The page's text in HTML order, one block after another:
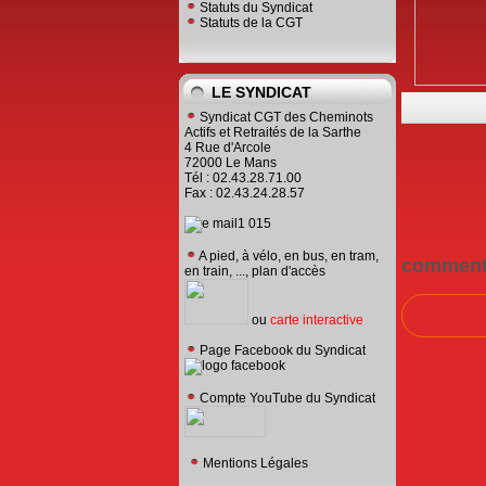
Statuts du Syndicat
Statuts de la CGT
LE SYNDICAT
Syndicat CGT des Cheminots
Actifs et Retraités de la Sarthe
4 Rue d'Arcole
72000 Le Mans
Tél : 02.43.28.71.00
Fax : 02.43.24.28.57
A pied, à vélo, en bus, en tram,
en train, ..., plan d'accès
ou carte interactive
Page Facebook du Syndicat
Compte YouTube du Syndicat
Mentions Légales